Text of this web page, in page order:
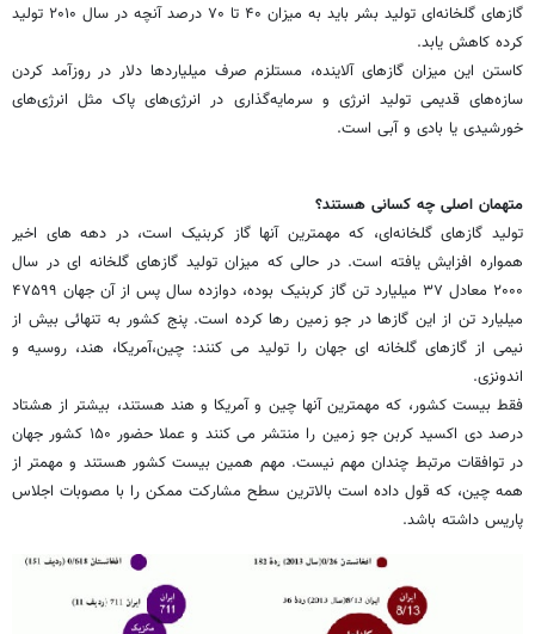
گازهای گلخانه‌ای تولید بشر باید به میزان ۴۰ تا ۷۰ درصد آنچه در سال ۲۰۱۰ تولید
کرده کاهش یابد.
کاستن این میزان گازهای آلاینده، مستلزم صرف میلیاردها دلار در روزآمد کردن
سازه‌های قدیمی تولید انرژی و سرمایه‌گذاری در انرژی‌های پاک مثل انرژی‌های
خورشیدی یا بادی و آبی است.
متهمان اصلی چه کسانی هستند؟
تولید گازهای گلخانه‌ای، که مهمترین آنها گاز کربنیک است، در دهه های اخیر
همواره افزایش یافته است. در حالی که میزان تولید گازهای گلخانه ای در سال
۲۰۰۰ معادل ۳۷ میلیارد تن گاز کربنیک بوده، دوازده سال پس از آن جهان ۴۷۵۹۹
میلیارد تن از این گازها در جو زمین رها کرده است. پنج کشور به تنهائی بیش از
نیمی از گازهای گلخانه ای جهان را تولید می کنند: چین،آمریکا، هند، روسیه و
اندونزی.
فقط بیست کشور، که مهمترین آنها چین و آمریکا و هند هستند، بیشتر از هشتاد
درصد دی اکسید کربن جو زمین را منتشر می کنند و عملا حضور ۱۵۰ کشور جهان
در توافقات مرتبط چندان مهم نیست. مهم همین بیست کشور هستند و مهمتر از
همه چین، که قول داده است بالاترین سطح مشارکت ممکن را با مصوبات اجلاس
پاریس داشته باشد.